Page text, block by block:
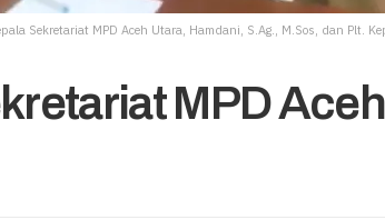
Sekretariat MPD Aceh Utara, Hamdani, S.Ag., M.Sos, dan Plt.
MPD